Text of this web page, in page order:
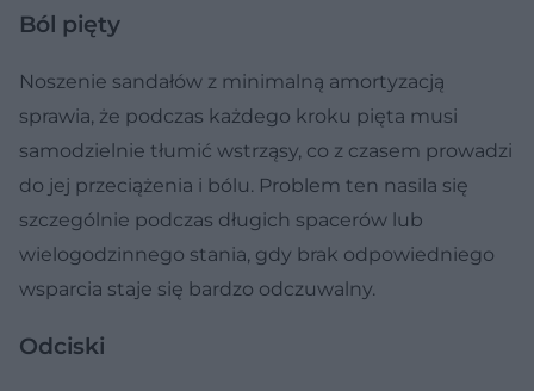
Ból pięty
Noszenie sandałów z minimalną amortyzacją
sprawia, że podczas każdego kroku pięta musi
samodzielnie tłumić wstrząsy, co z czasem prowadzi
do jej przeciążenia i bólu. Problem ten nasila się
szczególnie podczas długich spacerów lub
wielogodzinnego stania, gdy brak odpowiedniego
wsparcia staje się bardzo odczuwalny.
Odciski